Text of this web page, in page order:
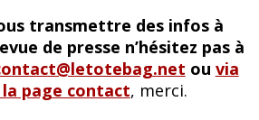
transmettre des infos à
de presse n’hésitez pas à
ou via
page contact, merci.